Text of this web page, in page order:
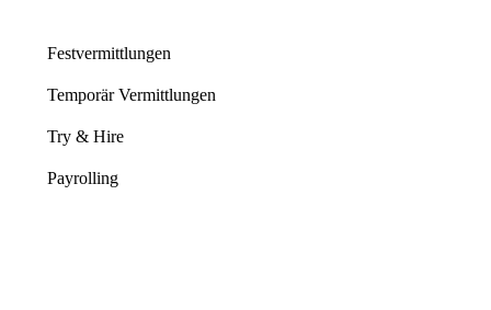
Festvermittlungen
Temporär Vermittlungen
Try & Hire
Payrolling